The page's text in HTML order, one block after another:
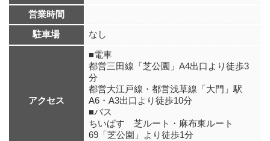
営業時間
駐車場
なし
アクセス
■電車
都営三田線「芝公園」A4出口より徒歩3
分
都営大江戸線・都営浅草線「大門」駅
A6・A3出口より徒歩10分
■バス
ちいばす 芝ルート・麻布東ルート
69「芝公園」より徒歩1分